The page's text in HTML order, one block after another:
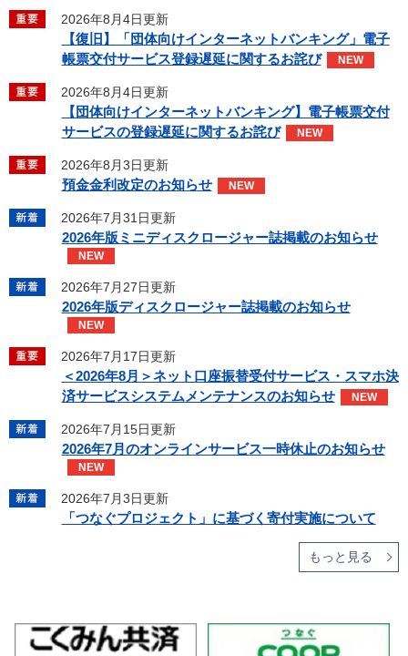
2026年8月4日更新
【復旧】「団体向けインターネットバンキング」電子
帳票交付サービス登録遅延に関するお詫び
NEW
2026年8月4日更新
【団体向けインターネットバンキング】電子帳票交付
サービスの登録遅延に関するお詫び
NEW
2026年8月3日更新
預金金利改定のお知らせ NEW
2026年7月31日更新
2026年版ミニディスクロージャー誌掲載のお知らせ
NEW
2026年7月27日更新
2026年版ディスクロージャー誌掲載のお知らせ
NEW
2026年7月17日更新
＜2026年8月＞ネット口座振替受付サービス・スマホ決
済サービスシステムメンテナンスのお知らせ
NEW
2026年7月15日更新
2026年7月のオンラインサービス一時休止のお知らせ
NEW
2026年7月3日更新
「つなぐプロジェクト」に基づく寄付実施について
もっと見る